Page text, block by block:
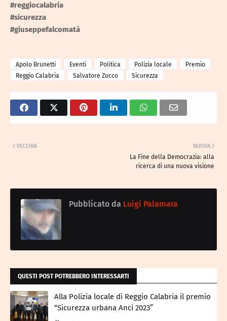
#reggiocalabria
#sicurezza
#giuseppefalcomatà
Apolo Brunetti Eventi Politica Polizia locale
Premio
Reggio Calabria
Salvatore Zucco Sicurezza
NUOVA
La Fine della Democrazia: alla
ricerca di una nuova visione
VECCHIA
Pubblicato da Luigi Palamara
QUESTI POST POTREBBERO INTERESSARTI
Alla Polizia locale di Reggio Calabria il premio
“Sicurezza urbana Anci 2023”